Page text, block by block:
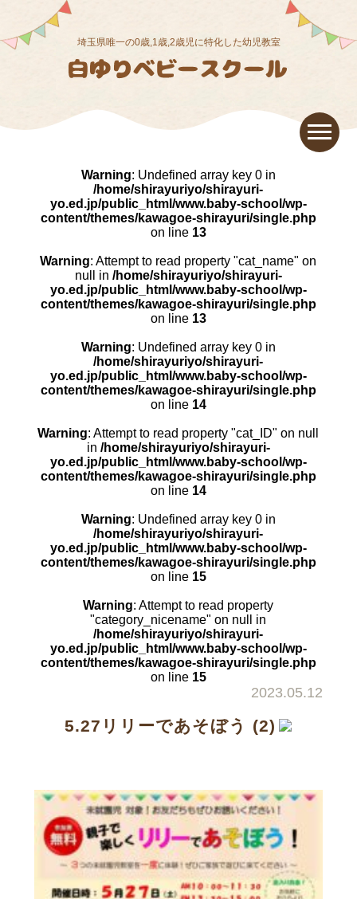
埼玉県唯一の0歳,1歳,2歳児に特化した幼児教室
Warning: Undefined array key 0 in
/home/shirayuriyo/shirayuri-
yo.ed.jp/public_html/www.baby-school/wp-
content/themes/kawagoe-shirayuri/single.php
on line 13
Warning: Attempt to read property "cat_name" on
null in /home/shirayuriyo/shirayuri-
yo.ed.jp/public_html/www.baby-school/wp-
content/themes/kawagoe-shirayuri/single.php
on line 13
Warning: Undefined array key 0 in
/home/shirayuriyo/shirayuri-
yo.ed.jp/public_html/www.baby-school/wp-
content/themes/kawagoe-shirayuri/single.php
on line 14
Warning: Attempt to read property "cat_ID" on null
in /home/shirayuriyo/shirayuri-
yo.ed.jp/public_html/www.baby-school/wp-
content/themes/kawagoe-shirayuri/single.php
on line 14
Warning: Undefined array key 0 in
/home/shirayuriyo/shirayuri-
yo.ed.jp/public_html/www.baby-school/wp-
content/themes/kawagoe-shirayuri/single.php
on line 15
Warning: Attempt to read property
"category_nicename" on null in
/home/shirayuriyo/shirayuri-
yo.ed.jp/public_html/www.baby-school/wp-
content/themes/kawagoe-shirayuri/single.php
on line 15
2023.05.12
5.27リリーであそぼう (2)